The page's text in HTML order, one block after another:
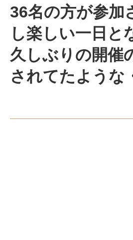
36名の方が参加
し楽しい一日と
久しぶりの開催
されてたよ